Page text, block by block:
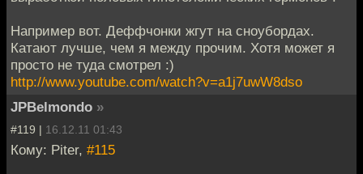
Например вот. Деффчонки жгут на сноубордах.
Катают лучше, чем я между прочим. Хотя может я
просто не туда смотрел :)
http://www.youtube.com/watch?v=a1j7uwW8dso
JPBelmondo »
#119 | 16.12.11 01:43
Кому: Piter, #115